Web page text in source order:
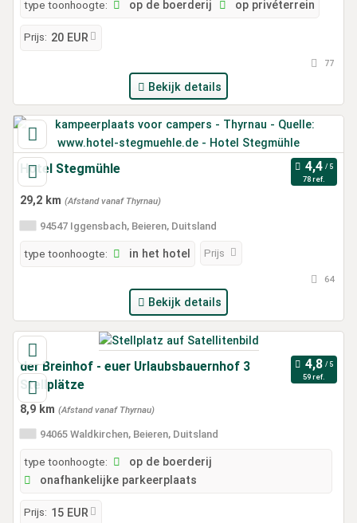
type toonhoogte: op de boerderij op privéterrein
Prijs: 20 EUR
77
Bekijk details
Hotel Stegmühle
78 ref.
29,2 km (Afstand vanaf Thyrnau)
94547 Iggensbach, Beieren, Duitsland
type toonhoogte: in het hotel Prijs
64
Bekijk details
der Breinhof - euer Urlaubsbauernhof 3
Stellplätze
59 ref.
8,9 km (Afstand vanaf Thyrnau)
94065 Waldkirchen, Beieren, Duitsland
type toonhoogte:
op de boerderij
onafhankelijke parkeerplaats
Prijs: 15 EUR